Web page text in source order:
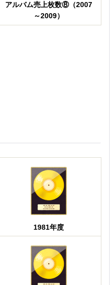
アルバム売上枚数⑧（2007
～2009）
1981年度